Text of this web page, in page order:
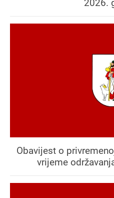
2026.
Obavijest o
vrijeme